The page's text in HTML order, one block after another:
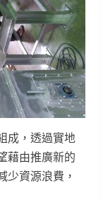
成，透過實地
藉由推廣新的
少資源浪費，